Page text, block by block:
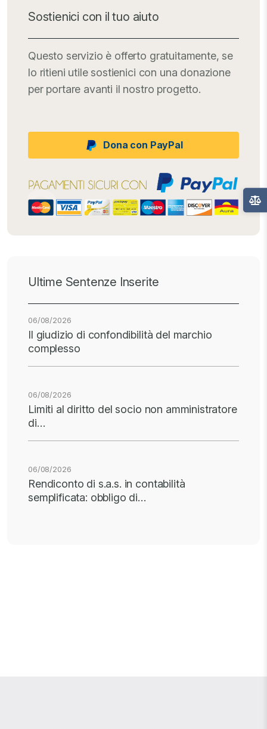
Sostienici con il tuo aiuto
Questo servizio è offerto gratuitamente, se
lo ritieni utile sostienici con una donazione
per portare avanti il nostro progetto.
Dona con PayPal
Ultime Sentenze Inserite
06/08/2026
Il giudizio di confondibilità del marchio
complesso
06/08/2026
Limiti al diritto del socio non amministratore
di…
06/08/2026
Rendiconto di s.a.s. in contabilità
semplificata: obbligo di…